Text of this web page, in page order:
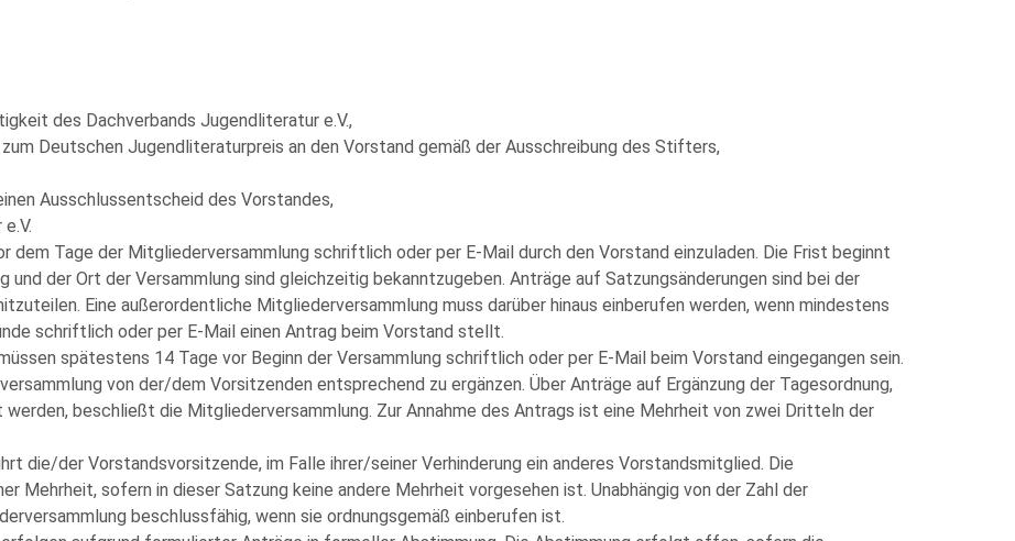
des Dachverbands Jugendliteratur e.V.,
Deutschen Jugendliteraturpreis an den Vorstand gemäß der Ausschreibung des Stifters,
Ausschlussentscheid des Vorstandes,
dem Tage der Mitgliederversammlung schriftlich oder per E-Mail durch den Vorstand einzuladen. Die Frist beginnt
und der Ort der Versammlung sind gleichzeitig bekanntzugeben. Anträge auf Satzungsänderungen sind bei der
Eine außerordentliche Mitgliederversammlung muss darüber hinaus einberufen werden, wenn mindestens
schriftlich oder per E-Mail einen Antrag beim Vorstand stellt.
spätestens 14 Tage vor Beginn der Versammlung schriftlich oder per E-Mail beim Vorstand eingegangen sein.
von der/dem Vorsitzenden entsprechend zu ergänzen. Über Anträge auf Ergänzung der Tagesordnung,
beschließt die Mitgliederversammlung. Zur Annahme des Antrags ist eine Mehrheit von zwei Dritteln der
die/der Vorstandsvorsitzende, im Falle ihrer/seiner Verhinderung ein anderes Vorstandsmitglied. Die
Mehrheit, sofern in dieser Satzung keine andere Mehrheit vorgesehen ist. Unabhängig von der Zahl der
beschlussfähig, wenn sie ordnungsgemäß einberufen ist.